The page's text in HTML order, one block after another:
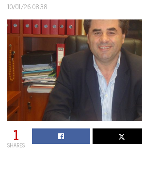
10/01/26 08:38
1
SHARES